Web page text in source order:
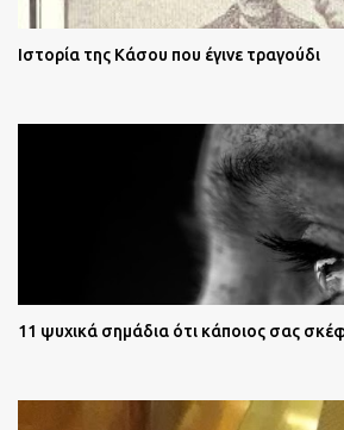
Ιστορία της Κάσου που έγινε τραγούδι
11 ψυχικά σημάδια ότι κάποιος σας